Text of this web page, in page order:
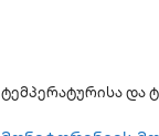
Ტემპერატურისა Და